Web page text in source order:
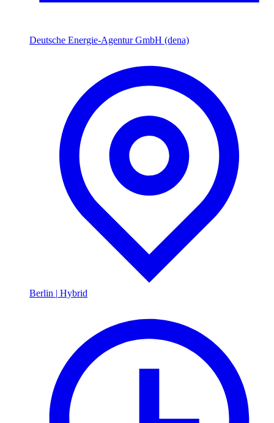
Deutsche Energie-Agentur GmbH (dena)
Berlin | Hybrid